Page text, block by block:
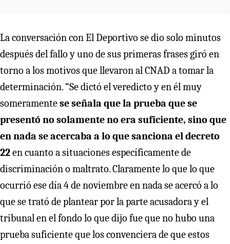
La conversación con El Deportivo se dio solo minutos
después del fallo y uno de sus primeras frases giró en
torno a los motivos que llevaron al CNAD a tomar la
determinación. “Se dictó el veredicto y en él muy
someramentese señala que la prueba que se
presentó no solamente no era suficiente, sino que
en nada se acercaba a lo que sanciona el decreto
22en cuanto a situaciones específicamente de
discriminación o maltrato. Claramente lo que lo que
ocurrió ese día 4 de noviembre en nada se acercó a lo
que se trató de plantear por la parte acusadora y el
tribunal en el fondo lo que dijo fue que no hubo una
prueba suficiente que los convenciera de que estos